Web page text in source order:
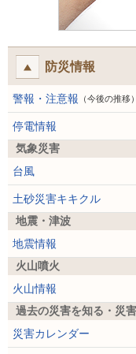
防災情報
警報・注意報 （今後の推移）
停電情報
気象災害
台風
土砂災害キキクル
地震・津波
地震情報
火山噴火
火山情報
過去の災害を知る・災
災害カレンダー